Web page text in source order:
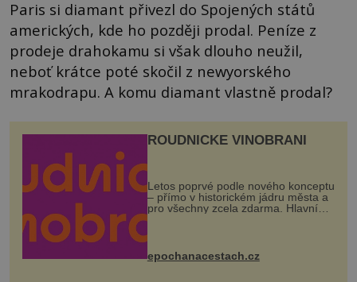
Paris si diamant přivezl do Spojených států
amerických, kde ho později prodal. Peníze z
prodeje drahokamu si však dlouho neužil,
neboť krátce poté skočil z newyorského
mrakodrapu. A komu diamant vlastně prodal?
ROUDNICKÉ VINOBRANÍ
Letos poprvé podle nového konceptu
– přímo v historickém jádru města a
pro všechny zcela zdarma. Hlavní
program se odehraje na Karlově a
mohou těšit na víno, burčák, pes...
epochanacestach.cz